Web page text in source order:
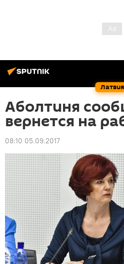
Латвия
Аболтиня
вернется на
08:10 05.09.2017